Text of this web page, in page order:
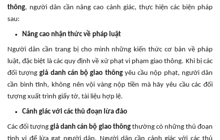
thông, người dân cần nâng cao cảnh giác, thực hiện các biện pháp
sau:
Nâng cao nhận thức về pháp luật
Người dân cần trang bị cho mình những kiến thức cơ bản về pháp
luật, đặc biệt là các quy định về xử phạt vi phạm giao thông. Khi bị các
đối tượnggiả danh cán bộ giao thôngyêu cầu nộp phạt, người dân
cần bình tĩnh, không nên vội vàng nộp tiền mà hãy yêu cầu các đối
tượng xuất trình giấy tờ, tài liệu hợp lệ.
Cảnh giác với các thủ đoạn lừa đảo
Các đối tượnggiả danh cán bộ giao thôngthường có những thủ đoạn